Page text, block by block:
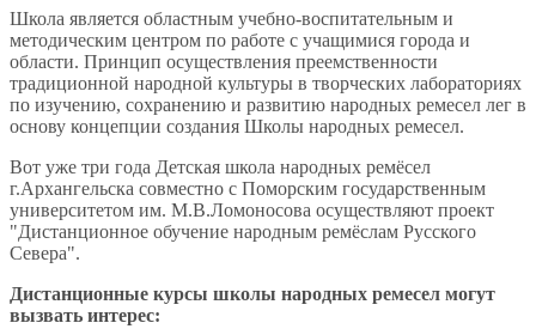
Школа является областным учебно-воспитательным и
методическим центром по работе с учащимися города и
области. Принцип осуществления преемственности
традиционной народной культуры в творческих лабораториях
по изучению, сохранению и развитию народных ремесел лег в
основу концепции создания Школы народных ремесел.
Вот уже три года Детская школа народных ремёсел
г.Архангельска совместно с Поморским государственным
университетом им. М.В.Ломоносова осуществляют проект
"Дистанционное обучение народным ремёслам Русского
Севера".
Дистанционные курсы школы народных ремесел могут
вызвать интерес: